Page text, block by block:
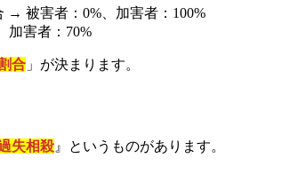
→ 被害者：0%、加害者：100%
加害者：70%
合 」が決まります。
失相殺』というものがあります。